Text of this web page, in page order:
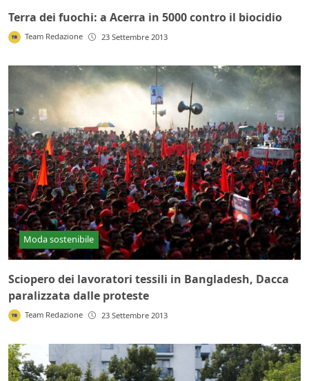
Terra dei fuochi: a Acerra in 5000 contro il biocidio
Team Redazione 23 Settembre 2013
Moda sostenibile
Sciopero dei lavoratori tessili in Bangladesh, Dacca
paralizzata dalle proteste
Team Redazione 23 Settembre 2013